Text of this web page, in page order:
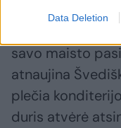
Data Deletion
Plėsdama
savo maisto
atnaujina
plečia
duris atvėrė